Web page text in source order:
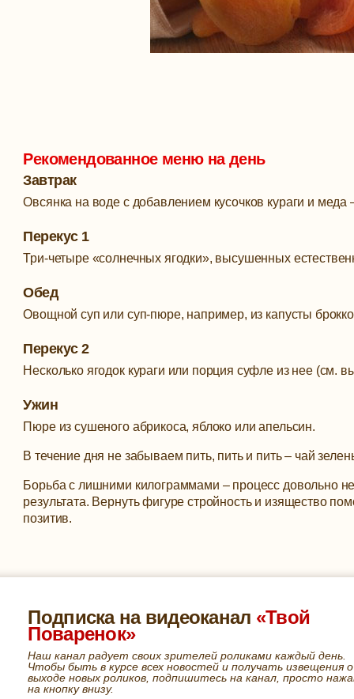
Рекомендованное меню на день
Завтрак
Овсянка на воде с добавлением кусочков кураги и меда
Перекус 1
Три-четыре «солнечных ягодки», высушенных
Обед
Овощной суп или суп-пюре, например, из капусты
Перекус 2
Несколько ягодок кураги или порция суфле из нее (см.
Ужин
Пюре из сушеного абрикоса, яблоко или апельсин.
В течение дня не забываем пить, пить и пить – чай
Борьба с лишними килограммами – процесс довольно
результата. Вернуть фигуре стройность и изящество
позитив.
Подписка на видеоканал «Твой
Поваренок»
Наш канал радует своих зрителей роликами каждый день.
Чтобы быть в курсе всех новостей и получать извещения о
выходе новых роликов, подпишитесь на канал, просто
на кнопку внизу.